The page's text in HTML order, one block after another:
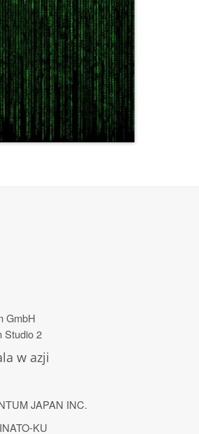
GmbH
Studio 2
w azji
JAPAN INC.
KU